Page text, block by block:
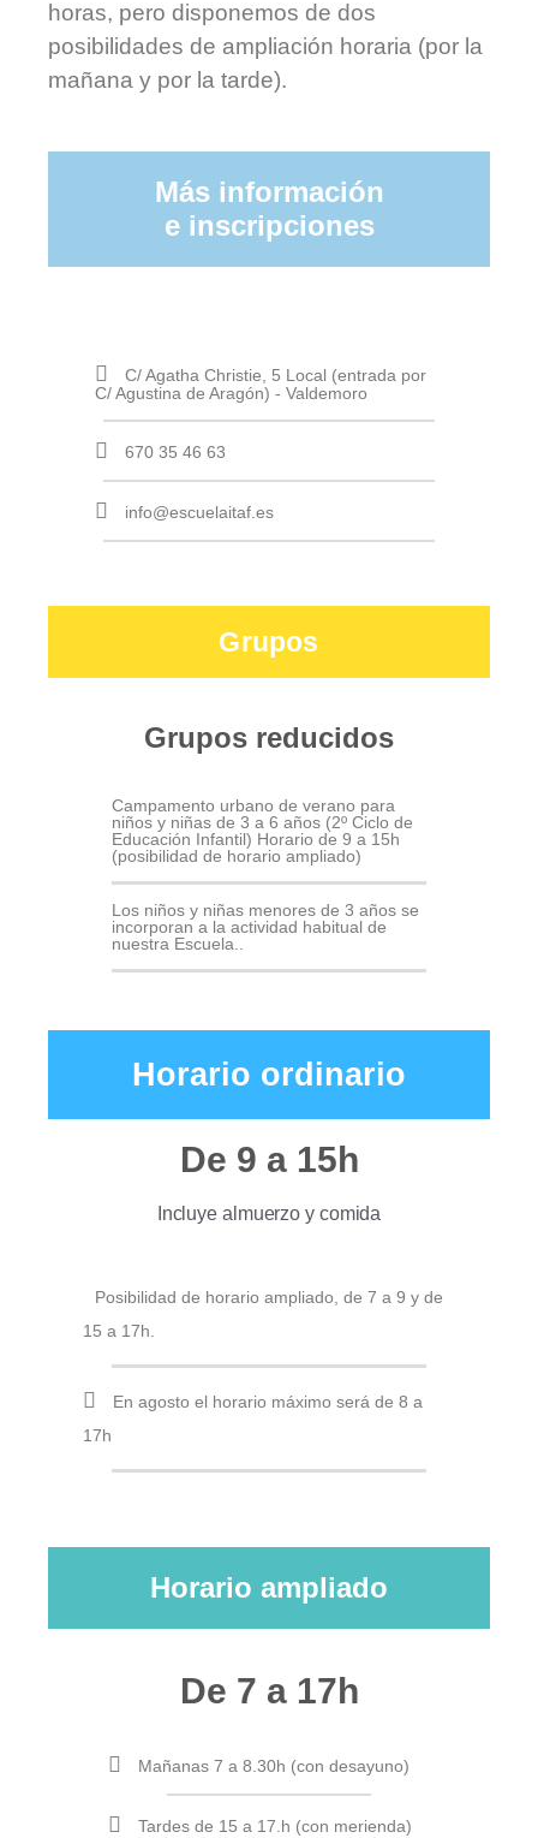
horas, pero disponemos de dos
posibilidades de ampliación horaria (por la
mañana y por la tarde).
Más información
e inscripciones
C/ Agatha Christie, 5 Local (entrada por
C/ Agustina de Aragón) - Valdemoro
670 35 46 63
info@escuelaitaf.es
Grupos
Grupos reducidos
Campamento urbano de verano para
niños y niñas de 3 a 6 años (2º Ciclo de
Educación Infantil) Horario de 9 a 15h
(posibilidad de horario ampliado)
Los niños y niñas menores de 3 años se
incorporan a la actividad habitual de
nuestra Escuela..
Horario ordinario
De 9 a 15h
Incluye almuerzo y comida
Posibilidad de horario ampliado, de 7 a 9 y de
15 a 17h.
En agosto el horario máximo será de 8 a
17h
Horario ampliado
De 7 a 17h
Mañanas 7 a 8.30h (con desayuno)
Tardes de 15 a 17.h (con merienda)